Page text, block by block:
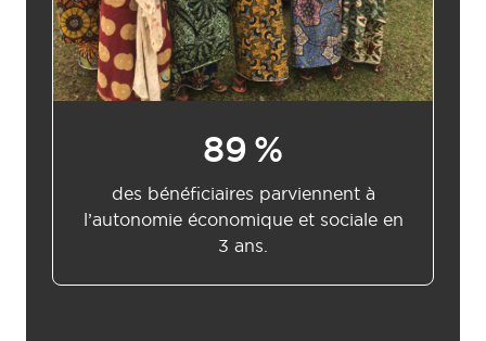
90%
des bénéficiaires parviennent à
l’autonomie économique et sociale en
3 ans.